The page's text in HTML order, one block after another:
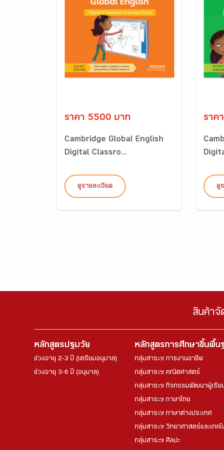
ราคา 5500 บาท
Cambridge Global English
Digital Classro...
ดูรายละเอียด
ราค
ดู
สินค้าจั
หลักสูตรปฐมวัย
ช่วงอายุ 2-3 ปี (เตรียมอนุบาล)
ช่วงอายุ 3-6 ปี (อนุบาล)
หลักสูตรการศึกษาขึ้นพื้น
กลุ่มสาระฯ การงานอาชีพ
กลุ่มสาระฯ คณิตศาสตร์
กลุ่มสาระฯ กิจกรรมพัฒนาผู้เรีย
กลุ่มสาระฯ ภาษาไทย
กลุ่มสาระฯ ภาษาต่างประเทศ
กลุ่มสาระฯ วิทยาศาสตร์และเทคโ
กลุ่มสาระฯ ศิลปะ